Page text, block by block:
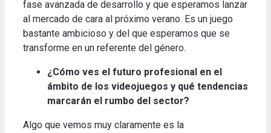
fase avanzada de desarrollo y que esperamos lanzar
al mercado de cara al próximo verano. Es un juego
bastante ambicioso y del que esperamos que se
transforme en un referente del género.
¿Cómo ves el futuro profesional en el
ámbito de los videojuegos y qué tendencias
marcarán el rumbo del sector?
Algo que vemos muy claramente es la